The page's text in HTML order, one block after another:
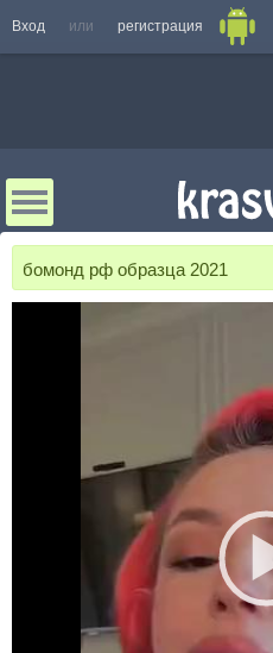
Вход или регистрация
бомонд рф образца 2021